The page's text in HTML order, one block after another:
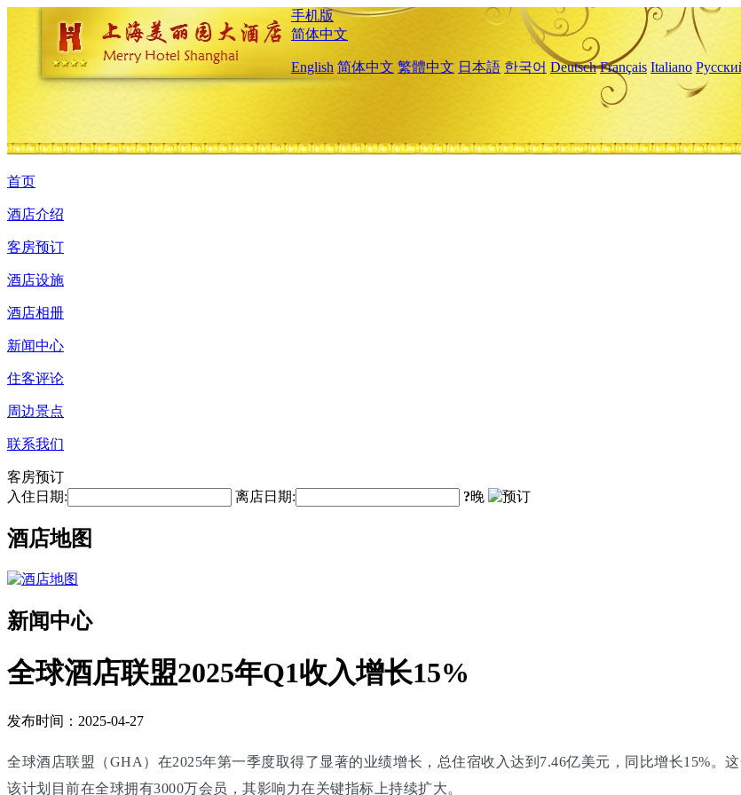
手机版
简体中文
English 简体中文 繁體中文 日本語 한국어 Deutsch Français Italiano
首页
酒店介绍
客房预订
酒店设施
酒店相册
新闻中心
住客评论
周边景点
联系我们
客房预订
入住日期:
离店日期: ?晚
酒店地图
新闻中心
全球酒店联盟2025年Q1收入增长15%
发布时间：2025-04-27
全球酒店联盟（GHA）在2025年第一季度取得了显著的业绩增长，总住宿收入达到7.46亿美元，同比增长15%。
该计划目前在全球拥有3000万会员，其影响力在关键指标上持续扩大。